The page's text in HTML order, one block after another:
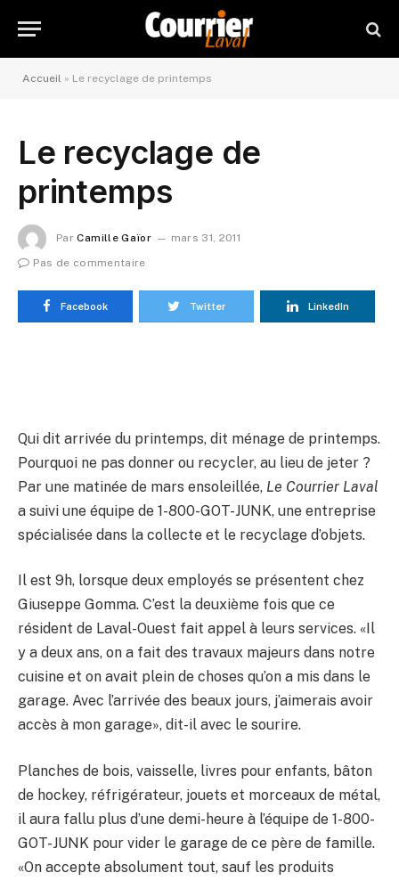
Accueil » Le recyclage de printemps
Le recyclage de
printemps
Par Camille Gaïor
mars 31, 2011
Pas de commentaire
Facebook Twitter LinkedIn
Qui dit arrivée du printemps, dit ménage de printemps.
Pourquoi ne pas donner ou recycler, au lieu de jeter ?
Par une matinée de mars ensoleillée, Le Courrier Laval
a suivi une équipe de 1-800-GOT-JUNK, une entreprise
spécialisée dans la collecte et le recyclage d’objets.
Il est 9h, lorsque deux employés se présentent chez
Giuseppe Gomma. C’est la deuxième fois que ce
résident de Laval-Ouest fait appel à leurs services. «Il
y a deux ans, on a fait des travaux majeurs dans notre
cuisine et on avait plein de choses qu’on a mis dans le
garage. Avec l’arrivée des beaux jours, j’aimerais avoir
accès à mon garage», dit-il avec le sourire.
Planches de bois, vaisselle, livres pour enfants, bâton
de hockey, réfrigérateur, jouets et morceaux de métal,
il aura fallu plus d’une demi-heure à l’équipe de 1-800-
GOT-JUNK pour vider le garage de ce père de famille.
«On accepte absolument tout, sauf les produits